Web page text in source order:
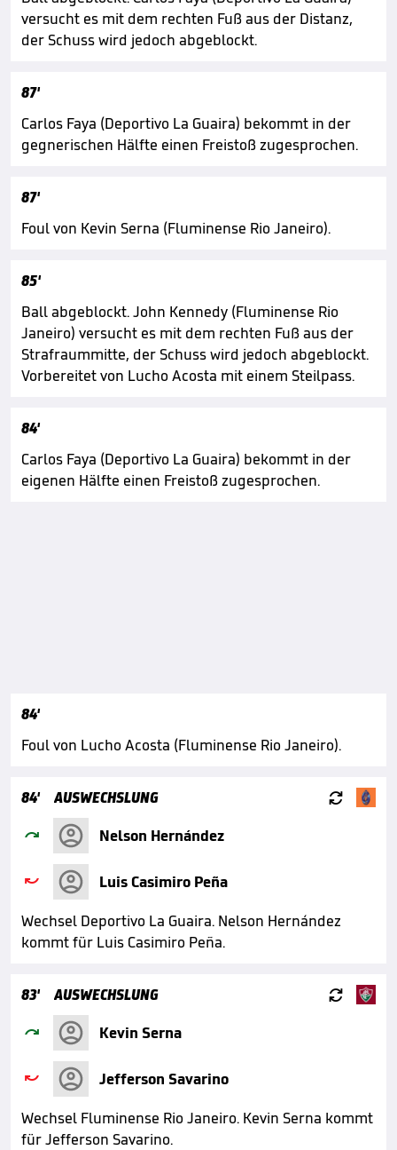
versucht es mit dem rechten Fuß aus der Distanz,
der Schuss wird jedoch abgeblockt.
87'
Carlos Faya (Deportivo La Guaira) bekommt in der
gegnerischen Hälfte einen Freistoß zugesprochen.
87'
Foul von Kevin Serna (Fluminense Rio Janeiro).
85'
Ball abgeblockt. John Kennedy (Fluminense Rio
Janeiro) versucht es mit dem rechten Fuß aus der
Strafraummitte, der Schuss wird jedoch abgeblockt.
Vorbereitet von Lucho Acosta mit einem Steilpass.
84'
Carlos Faya (Deportivo La Guaira) bekommt in der
eigenen Hälfte einen Freistoß zugesprochen.
84'
Foul von Lucho Acosta (Fluminense Rio Janeiro).
84' AUSWECHSLUNG 
 Nelson Hernández

Luis Casimiro Peña
Wechsel Deportivo La Guaira. Nelson Hernández
kommt für Luis Casimiro Peña.
83' AUSWECHSLUNG 
 Kevin Serna

Jefferson Savarino
Wechsel Fluminense Rio Janeiro. Kevin Serna kommt
für Jefferson Savarino.